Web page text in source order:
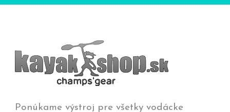
Ponúkame výstroj pre všetky vodácke